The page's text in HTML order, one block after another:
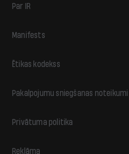
Par IR
Manifests
Ētikas kodekss
Pakalpojumu sniegšanas noteikumi
Privātuma politika
Reklāma